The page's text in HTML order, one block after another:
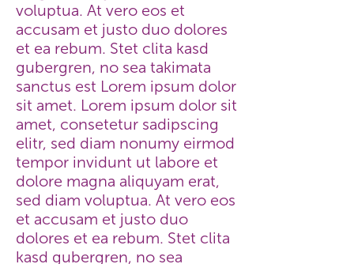
voluptua. At vero eos et
accusam et justo duo dolores
et ea rebum. Stet clita kasd
gubergren, no sea takimata
sanctus est Lorem ipsum dolor
sit amet. Lorem ipsum dolor sit
amet, consetetur sadipscing
elitr, sed diam nonumy eirmod
tempor invidunt ut labore et
dolore magna aliquyam erat,
sed diam voluptua. At vero eos
et accusam et justo duo
dolores et ea rebum. Stet clita
kasd gubergren, no sea